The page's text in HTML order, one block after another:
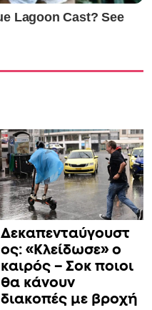
Δεκαπενταύγουστ
ος: «Κλείδωσε» ο
καιρός – Σoκ ποιοι
θα κάνουν
διακοπές με βροχή